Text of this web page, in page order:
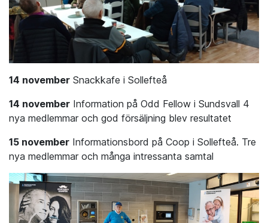
14 november Snackkafe i Sollefteå
14 november Information på Odd Fellow i Sundsvall 4
nya medlemmar och god försäljning blev resultatet
15 november Informationsbord på Coop i Sollefteå. Tre
nya medlemmar och många intressanta samtal